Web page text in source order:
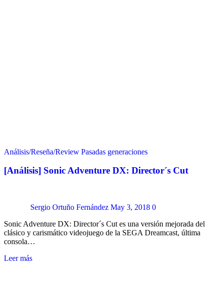
Análisis/Reseña/Review Pasadas generaciones
[Análisis] Sonic Adventure DX: Director´s Cut
Sergio Ortuño Fernández May 3, 2018 0
Sonic Adventure DX: Director´s Cut es una versión mejorada del
clásico y carismático videojuego de la SEGA Dreamcast, última
consola…
Leer más